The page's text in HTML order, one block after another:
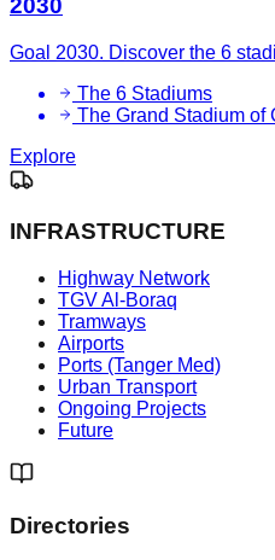
2030
Goal 2030. Discover the 6
The 6 Stadiums
The Grand Stadium of
Explore
INFRASTRUCTURE
Highway Network
TGV Al-Boraq
Tramways
Airports
Ports (Tanger Med)
Urban Transport
Ongoing Projects
Future
Directories